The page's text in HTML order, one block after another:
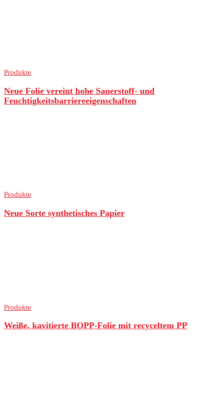
Produkte
Neue Folie vereint hohe Sauerstoff- und
Feuchtigkeitsbarriereeigenschaften
Produkte
Neue Sorte synthetisches Papier
Produkte
Weiße, kavitierte BOPP-Folie mit recyceltem PP